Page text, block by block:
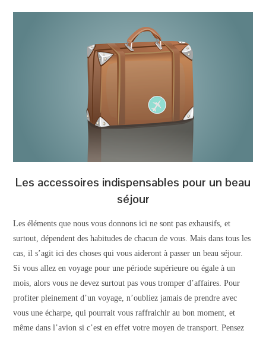
Les accessoires indispensables pour un beau
séjour
Les éléments que nous vous donnons ici ne sont pas exhausifs, et
surtout, dépendent des habitudes de chacun de vous. Mais dans tous les
cas, il s’agit ici des choses qui vous aideront à passer un beau séjour.
Si vous allez en voyage pour une période supérieure ou égale à un
mois, alors vous ne devez surtout pas vous tromper d’affaires. Pour
profiter pleinement d’un voyage, n’oubliez jamais de prendre avec
vous une écharpe, qui pourrait vous raffraichir au bon moment, et
même dans l’avion si c’est en effet votre moyen de transport. Pensez